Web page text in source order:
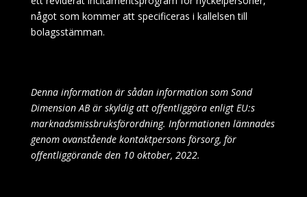
något som kommer att specificeras i kallelsen till
bolagsstämman.
Denna information är sådan information som Sond
Dimension AB är skyldig att offentliggöra enligt EU:s
marknadsmissbruksförordning. Informationen lämnades
genom ovanstående kontaktpersons försorg, för
offentliggörande den 10 oktober, 2022.